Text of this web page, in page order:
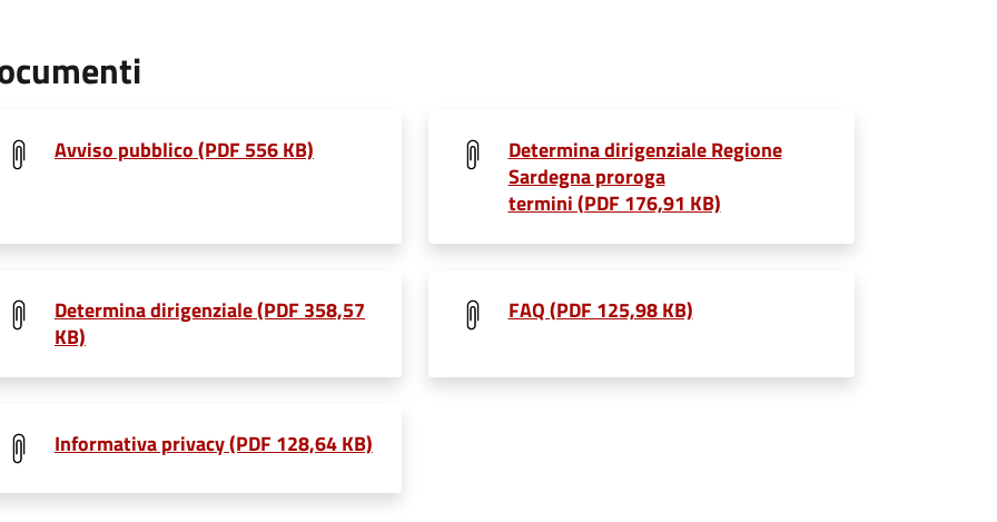
Avviso pubblico (PDF 556 KB)
Determina dirigenziale Regione
Sardegna proroga
termini (PDF 176,91 KB)
Determina dirigenziale (PDF 358,57
KB)
FAQ (PDF 125,98 KB)
Informativa privacy (PDF 128,64 KB)